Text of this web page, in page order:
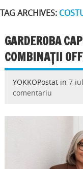
TAG ARCHIVES:
GARDEROBA
COMBINAȚII
YOKKOPostat in 7
comentariu